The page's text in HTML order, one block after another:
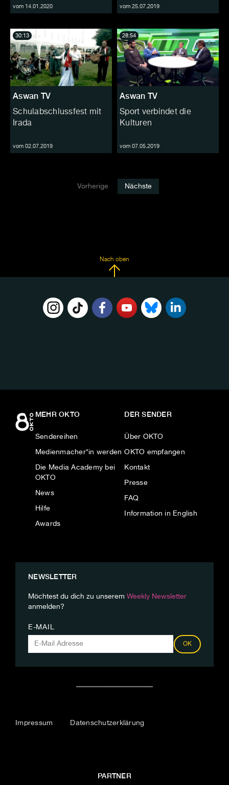
vom 14.01.2020 vom 25.07.2019
Aswan TV
Schulabschlussfest mit
Irada
vom 02.07.2019
30:13
Aswan TV
Sport verbindet die
Kulturen
vom 07.05.2019
28:54
Vorherige Nächste
Nach oben
MEHR OKTO
Sendereihen
Medienmacher*in werden
Die Media Academy bei
OKTO
News
Hilfe
Awards
DER SENDER
Über OKTO
OKTO empfangen
Kontakt
Presse
FAQ
Information in English
NEWSLETTER
Möchtest du dich zu unserem Weekly Newsletter
anmelden?
E-MAIL
OK
Impressum Datenschutzerklärung
PARTNER